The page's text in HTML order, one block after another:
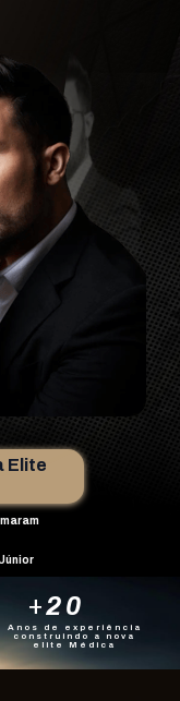
Elite
+20
Anos de experiência
construindo a nova
elite Médica